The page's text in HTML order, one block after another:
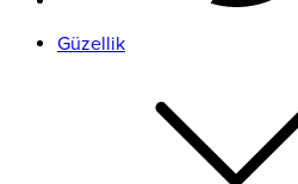
Güzellik